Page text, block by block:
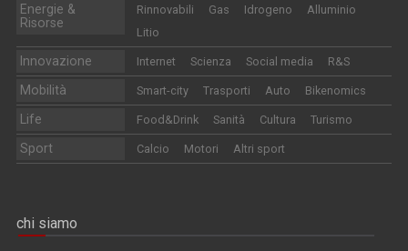
Energie &
Risorse
Rinnovabili Gas Idrogeno
Alluminio
Litio
Innovazione Internet Scienza Social media R&S
Mobilità Smart-city Trasporti Auto Bikenomics
Life Food&Drink Sanità Cultura Turismo
Sport Calcio Motori Altri sport
chi siamo